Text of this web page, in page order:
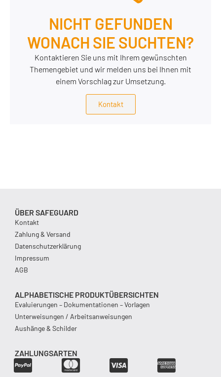
NICHT GEFUNDEN
WONACH SIE SUCHTEN?
Kontaktieren Sie uns mit Ihrem gewünschten
Themengebiet und wir melden uns bei Ihnen mit
einem Vorschlag zur Umsetzung.
Kontakt
ÜBER SAFEGUARD
Kontakt
Zahlung & Versand
Datenschutzerklärung
Impressum
AGB
ALPHABETISCHE PRODUKTÜBERSICHTEN
Evaluierungen – Dokumentationen – Vorlagen
Unterweisungen / Arbeitsanweisungen
Aushänge & Schilder
ZAHLUNGSARTEN